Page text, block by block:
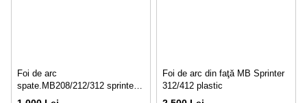
Foi de arc
spate.МВ208/212/312 sprinter
adăugător 20mm
Foi de arc din faţă MB Sprinter
312/412 plastic